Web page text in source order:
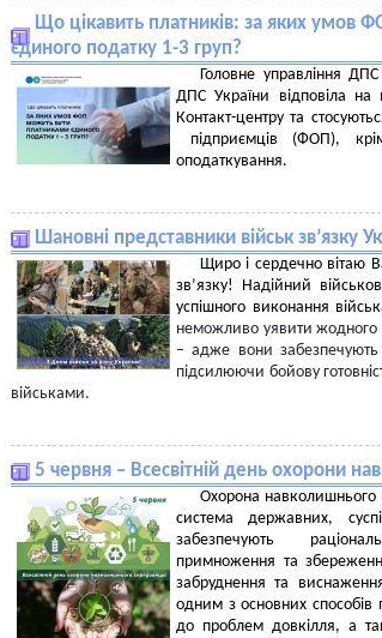
Що цікавить платників: за яких умов
єдиного податку 1-3 груп?
Головне управління
ДПС України відповіла на
Контакт-центру та
підприємців (ФОП),
оподаткування.
Шановні представники військ зв’язку
Щиро і сердечно вітаю
зв’язку! Надійний
успішного виконання
неможливо уявити жодного
– адже вони забезпечують
підсилюючи бойову
військами.
5 червня – Всесвітній день охорони
Охорона
система державних,
забезпечують
примноження та
забруднення та
одним з основних способів
до проблем довкілля, а